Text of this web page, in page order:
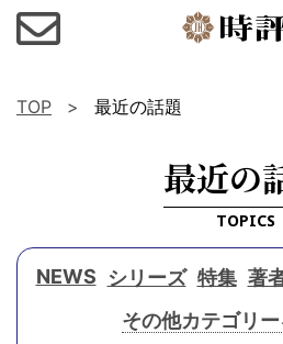
TOP 最近の話題
最近の
TOPICS
NEWS
シリーズ
前
特集
談
著
家